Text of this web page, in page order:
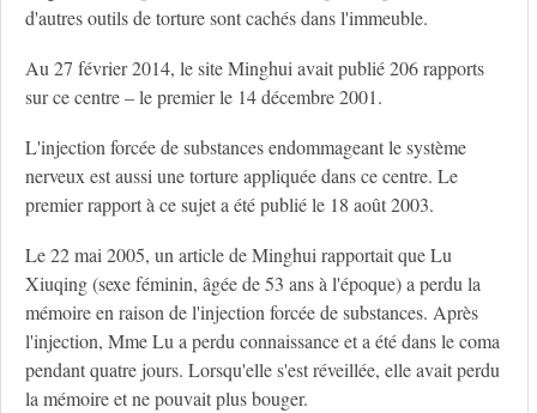
d'autres outils de torture sont cachés dans l'immeuble.
Au 27 février 2014, le site Minghui avait publié 206 rapports
sur ce centre – le premier le 14 décembre 2001.
L'injection forcée de substances endommageant le système
nerveux est aussi une torture appliquée dans ce centre. Le
premier rapport à ce sujet a été publié le 18 août 2003.
Le 22 mai 2005, un article de Minghui rapportait que Lu
Xiuqing (sexe féminin, âgée de 53 ans à l'époque) a perdu la
mémoire en raison de l'injection forcée de substances. Après
l'injection, Mme Lu a perdu connaissance et a été dans le coma
pendant quatre jours. Lorsqu'elle s'est réveillée, elle avait perdu
la mémoire et ne pouvait plus bouger.